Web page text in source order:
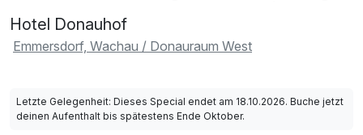
Hotel Donauhof
Emmersdorf, Wachau / Donauraum West
Letzte Gelegenheit: Dieses Special endet am 18.10.2026. Buche jetzt
deinen Aufenthalt bis spätestens Ende Oktober.